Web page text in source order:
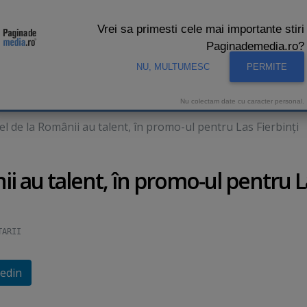
de la Românii au talent, în promo-ul pentru Las Fierbinţi
au talent, în promo-ul pentru
Vrei sa primesti cele mai importante stiri
Paginademedia.ro?
NU, MULTUMESC PERMITE
Nu colectam date cu caracter personal.